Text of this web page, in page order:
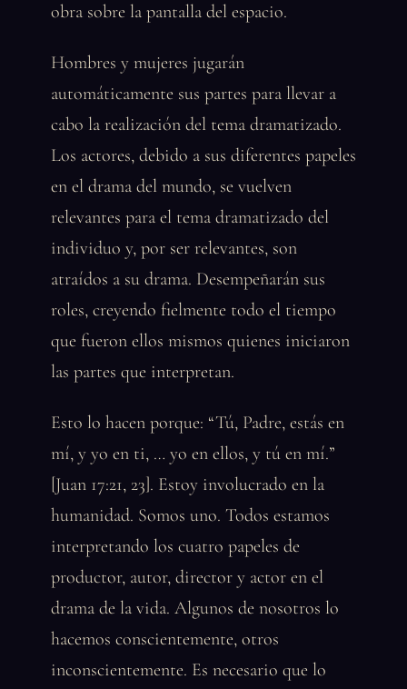
obra sobre la pantalla del espacio.
Hombres y mujeres jugarán
automáticamente sus partes para llevar a
cabo la realización del tema dramatizado.
Los actores, debido a sus diferentes papeles
en el drama del mundo, se vuelven
relevantes para el tema dramatizado del
individuo y, por ser relevantes, son
atraídos a su drama. Desempeñarán sus
roles, creyendo fielmente todo el tiempo
que fueron ellos mismos quienes iniciaron
las partes que interpretan.
Esto lo hacen porque: “Tú, Padre, estás en
mí, y yo en ti, … yo en ellos, y tú en mí.”
[Juan 17:21, 23]. Estoy involucrado en la
humanidad. Somos uno. Todos estamos
interpretando los cuatro papeles de
productor, autor, director y actor en el
drama de la vida. Algunos de nosotros lo
hacemos conscientemente, otros
inconscientemente. Es necesario que lo